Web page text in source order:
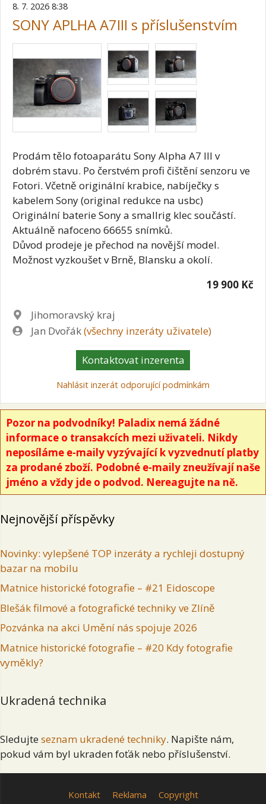
8. 7. 2026 8:38
SONY APLHA A7III s příslušenstvím
Prodám tělo fotoaparátu Sony Alpha A7 III v
dobrém stavu. Po čerstvém profi čištění senzoru ve
Fotori. Včetně originální krabice, nabíječky s
kabelem Sony (original redukce na usbc)
Originální baterie Sony a smallrig klec součástí.
Aktuálně nafoceno 66655 snímků.
Důvod prodeje je přechod na novější model.
Možnost vyzkoušet v Brně, Blansku a okolí.
19 900 Kč
Lokalita
Jihomoravský kraj
Zadavatel
Jan Dvořák(všechny inzeráty uživatele)
Kontaktovat inzerenta
Nahlásit inzerát odporující podmínkám
Pozor na podvodníky! Paladix nemá žádné
informace o transakcích mezi uživateli. Nikdy
neposíláme e-maily vyzývající k vyzvednutí platby
za prodané zboží. Podobné e-maily zneužívají naše
jméno a vždy jde o podvod. Nereagujte na ně.
Nejnovější příspěvky
Novinky: vylepšené TOP inzeráty a rychleji dostupný
bazar na mobilu
Matnice historické fotografie – #21 Eidoscope
Blešák filmové a fotografické techniky ve Zlíně
Pozvánka na akci Umění nás spojuje 2026
Matnice historické fotografie – #20 Kdy fotografie
vyměkly?
Ukradená technika
Sledujte seznam ukradené techniky. Napište nám,
pokud vám byl ukraden foťák nebo příslušenství.
Kontakt Reklama Copyright